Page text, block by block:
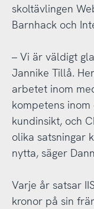
skoltävlingen
Barnhack och
– Vi är väldigt
Jannike Tillå.
arbetet inom
kompetens
kundinsikt, och
olika satsningar
nytta, säger
Varje år satsar
kronor på sin